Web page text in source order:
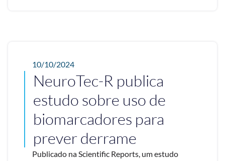
10/10/2024
NeuroTec-R publica
estudo sobre uso de
biomarcadores para
prever derrame
Publicado na Scientific Reports, um estudo